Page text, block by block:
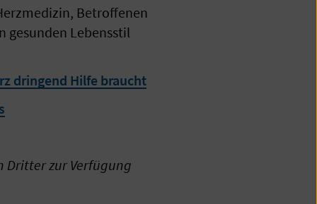
Betroffenen
gesunden Lebensstil
dringend Hilfe braucht
Dritter zur Verfügung